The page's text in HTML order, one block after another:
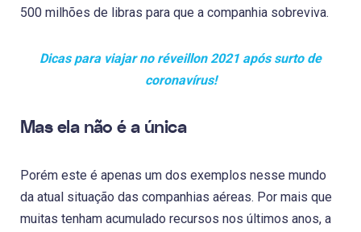
500 milhões de libras para que a companhia sobreviva.
Dicas para viajar no réveillon 2021 após surto de
coronavírus!
Mas ela não é a única
Porém este é apenas um dos exemplos nesse mundo
da atual situação das companhias aéreas. Por mais que
muitas tenham acumulado recursos nos últimos anos, a